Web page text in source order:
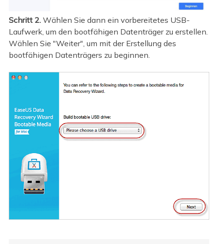
Schritt 2.Wählen Sie dann ein vorbereitetes USB-
Laufwerk, um den bootfähigen Datenträger zu erstellen.
Wählen Sie "Weiter", um mit der Erstellung des
bootfähigen Datenträgers zu beginnen.